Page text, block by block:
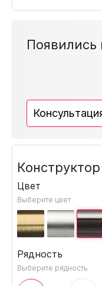
Появились
Конструктор
Цвет
Выберите цвет
Рядность
Выберите рядность